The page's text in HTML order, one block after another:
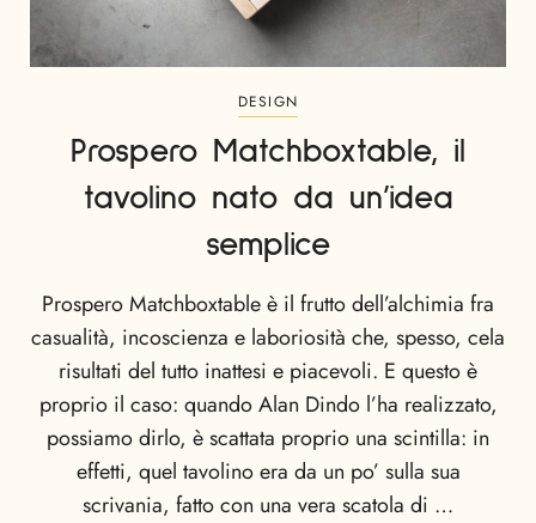
DESIGN
Prospero Matchboxtable, il
tavolino nato da un’idea
semplice
Prospero Matchboxtable è il frutto dell’alchimia fra
casualità, incoscienza e laboriosità che, spesso, cela
risultati del tutto inattesi e piacevoli. E questo è
proprio il caso: quando Alan Dindo l’ha realizzato,
possiamo dirlo, è scattata proprio una scintilla: in
effetti, quel tavolino era da un po’ sulla sua
scrivania, fatto con una vera scatola di …